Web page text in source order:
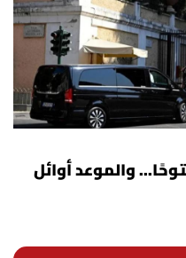
والموعد أوائل